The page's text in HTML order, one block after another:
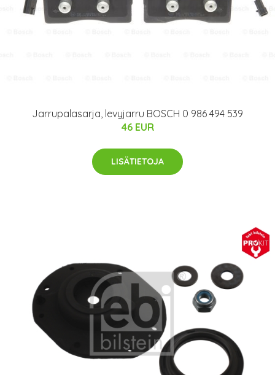
Jarrupalasarja, levyjarru BOSCH 0 986 494 539
46 EUR
LISÄTIETOJA